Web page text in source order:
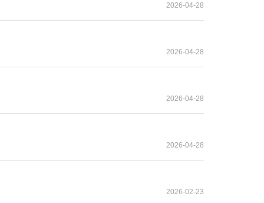
2026-04-28
2026-04-28
2026-04-28
2026-04-28
2026-02-23